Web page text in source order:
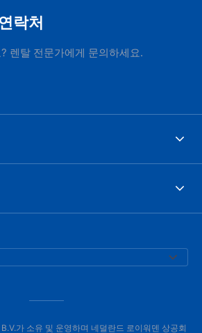
락처
렌탈 전문가에게 문의하세요.
가 소유 및 운영하며 네덜란드 로이워덴 상공회